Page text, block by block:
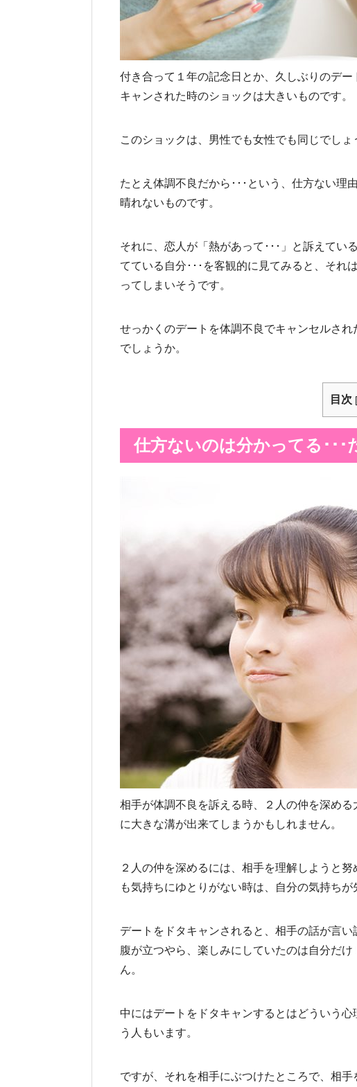
付き合って１年の記念日とか、久しぶりのデ
キャンされた時のショックは大きいものです。
このショックは、男性でも女性でも同じでしょ
たとえ体調不良だから･･･という、仕方ない理
晴れないものです。
それに、恋人が「熱があって･･･」と訴えてい
てている自分･･･を客観的に見てみると、それ
ってしまいそうです。
せっかくのデートを体調不良でキャンセルさ
でしょうか。
目次 [
仕方ないのは分かってる･･･
相手が体調不良を訴える時、２人の仲を深め
に大きな溝が出来てしまうかもしれません。
２人の仲を深めるには、相手を理解しようと
も気持ちにゆとりがない時は、自分の気持ち
デートをドタキャンされると、相手の話が言
腹が立つやら、楽しみにしていたのは自分だ
ん。
中にはデートをドタキャンするとはどういう
う人もいます。
ですが、それを相手にぶつけたところで、相